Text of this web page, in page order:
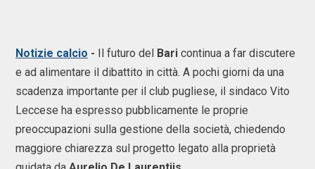
Notizie calcio - Il futuro del Bari continua a far discutere
e ad alimentare il dibattito in città. A pochi giorni da una
scadenza importante per il club pugliese, il sindaco Vito
Leccese ha espresso pubblicamente le proprie
preoccupazioni sulla gestione della società, chiedendo
maggiore chiarezza sul progetto legato alla proprietà